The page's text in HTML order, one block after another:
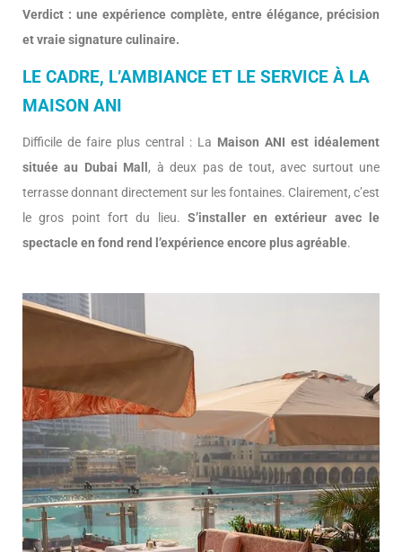
Verdict : une expérience complète, entre élégance, précision
et vraie signature culinaire.
LE CADRE, L’AMBIANCE ET LE SERVICE À LA
MAISON ANI
Difficile de faire plus central : La Maison ANI est idéalement
située au Dubai Mall , à deux pas de tout, avec surtout une
terrasse donnant directement sur les fontaines. Clairement, c’est
le gros point fort du lieu. S’installer en extérieur avec le
spectacle en fond rend l’expérience encore plus agréable.